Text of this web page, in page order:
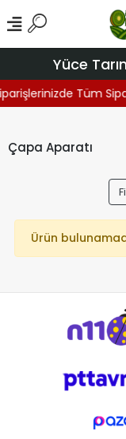
Yüce
Tüm
Çapa Aparatı
Ürün